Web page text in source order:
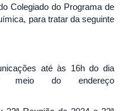
Colegiado do Programa de
para tratar da seguinte
até às 16h do dia
meio do endereço